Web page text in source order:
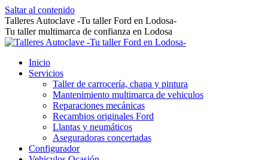
Saltar al contenido
Talleres Autoclave -Tu taller Ford en Lodosa-
Tu taller multimarca de confianza en Lodosa
Inicio
Servicios
Taller de carrocería, chapa y pintura
Mantenimiento multimarca de vehiculos
Reparaciones mecánicas
Recambios originales Ford
Llantas y neumáticos
Aseguradoras concertadas
Configurador